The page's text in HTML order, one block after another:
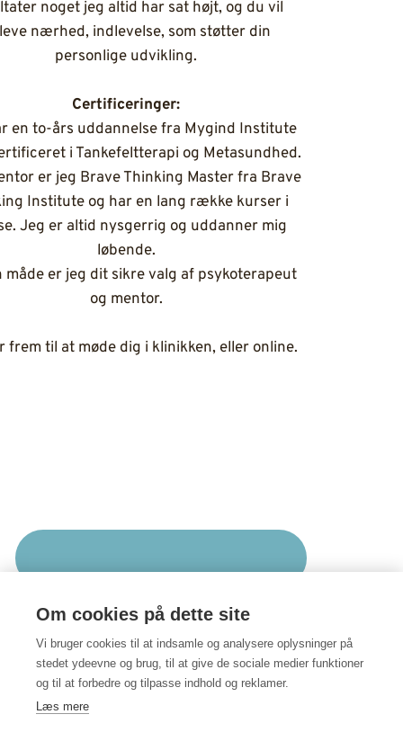
noget jeg altid har sat højt, og du vil
nærhed, indlevelse, som støtter din
personlige udvikling.
Certificeringer:
en to-års uddannelse fra Mygind Institute
i Tankefeltterapi og Metasundhed.
er jeg Brave Thinking Master fra Brave
Institute og har en lang række kurser i
Jeg er altid nysgerrig og uddanner mig
løbende.
måde er jeg dit sikre valg af psykoterapeut
og mentor.
frem til at møde dig i klinikken, eller online.
-eller skriv uforpligtende til mig
KONTAKT
Om cookies på dette site
Vi bruger cookies til at indsamle og analysere oplysninger på
stedet ydeevne og brug, til at give de sociale medier funktioner
og til at forbedre og tilpasse indhold og reklamer.
Læs mere